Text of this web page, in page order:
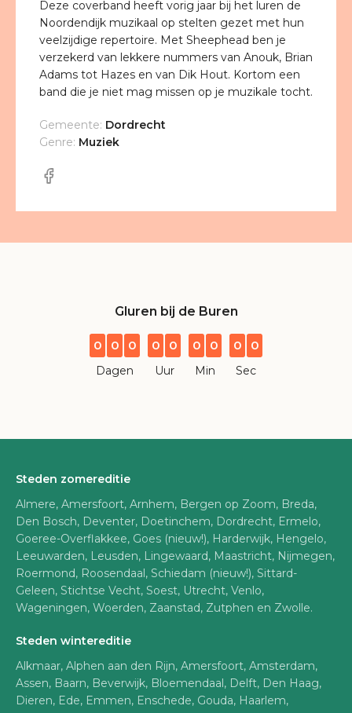
Deze coverband heeft vorig jaar bij het luren de
Noordendijk muzikaal op stelten gezet met hun
veelzijdige repertoire. Met Sheephead ben je
verzekerd van lekkere nummers van Anouk, Brian
Adams tot Hazes en van Dik Hout. Kortom een
band die je niet mag missen op je muzikale tocht.
Gemeente: Dordrecht
Genre: Muziek
Gluren bij de Buren
0 0 0
Dagen
0 0
Uur
0 0
Min
0 0
Sec
Steden zomereditie
Almere, Amersfoort, Arnhem, Bergen op Zoom, Breda,
Den Bosch, Deventer, Doetinchem, Dordrecht, Ermelo,
Goeree-Overflakkee, Goes (nieuw!), Harderwijk, Hengelo,
Leeuwarden, Leusden, Lingewaard, Maastricht, Nijmegen,
Roermond, Roosendaal, Schiedam (nieuw!), Sittard-
Geleen, Stichtse Vecht, Soest, Utrecht, Venlo,
Wageningen, Woerden, Zaanstad, Zutphen en Zwolle.
Steden wintereditie
Alkmaar, Alphen aan den Rijn, Amersfoort, Amsterdam,
Assen, Baarn, Beverwijk, Bloemendaal, Delft, Den Haag,
Dieren, Ede, Emmen, Enschede, Gouda, Haarlem,